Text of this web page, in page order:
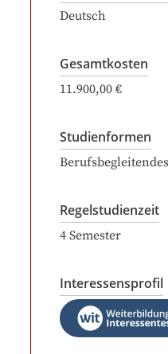
Deutsch
Gesamtkosten
11.900,00 €
Studienformen
Regelstudienzeit
4 Semester
Interessensprofil